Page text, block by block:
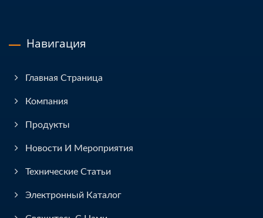
Навигация
Главная Страница
Компания
Продукты
Новости И Мероприятия
Технические Статьи
Электронный Каталог